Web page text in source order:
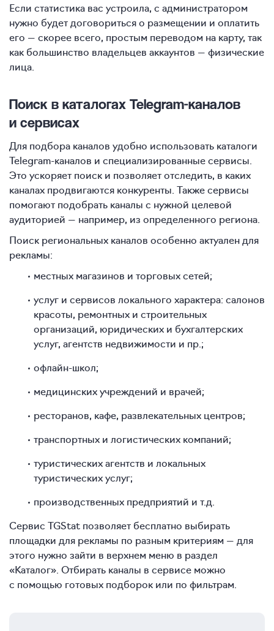
Если статистика вас устроила, с администратором
нужно будет договориться о размещении и оплатить
его — скорее всего, простым переводом на карту, так
как большинство владельцев аккаунтов — физические
лица.
Поиск в каталогах Telegram-каналов
и сервисах
Для подбора каналов удобно использовать каталоги
Telegram-каналов и специализированные сервисы.
Это ускоряет поиск и позволяет отследить, в каких
каналах продвигаются конкуренты. Также сервисы
помогают подобрать каналы с нужной целевой
аудиторией — например, из определенного региона.
Поиск региональных каналов особенно актуален для
рекламы:
местных магазинов и торговых сетей;
услуг и сервисов локального характера: салонов
красоты, ремонтных и строительных
организаций, юридических и бухгалтерских
услуг, агентств недвижимости и пр.;
офлайн-школ;
медицинских учреждений и врачей;
ресторанов, кафе, развлекательных центров;
транспортных и логистических компаний;
туристических агентств и локальных
туристических услуг;
производственных предприятий и т.д.
Сервис TGStat позволяет бесплатно выбирать
площадки для рекламы по разным критериям — для
этого нужно зайти в верхнем меню в раздел
«Каталог». Отбирать каналы в сервисе можно
с помощью готовых подборок или по фильтрам.